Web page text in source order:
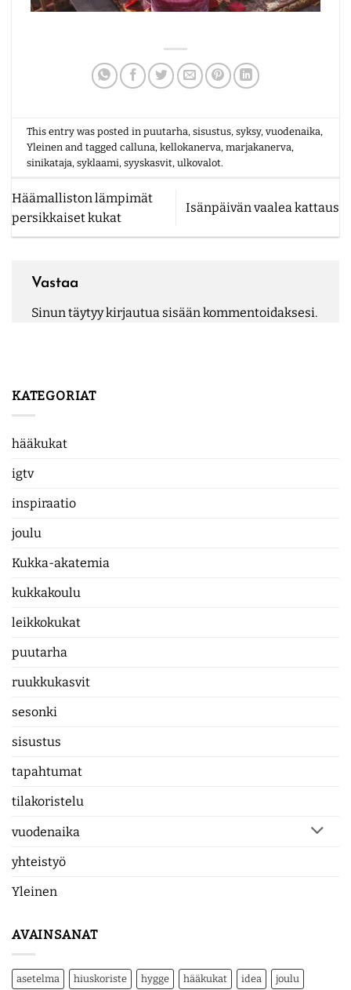
KATEGORIAT
hääkukat
igtv
inspiraatio
joulu
Kukka-akatemia
kukkakoulu
leikkokukat
puutarha
ruukkukasvit
sesonki
sisustus
tapahtumat
tilakoristelu
vuodenaika
yhteistyö
Yleinen
AVAINSANAT
asetelma hiuskoriste hygge hääkukat idea joulu
This entry was posted inpuutarha,sisustus,syksy,vuodenaika,
Yleinen and taggedcalluna,kellokanerva,marjakanerva,
sinikataja,syklaami,syyskasvit,ulkovalot.
Häämalliston lämpimät
persikkaiset kukat
Isänpäivän vaalea kattaus
Vastaa
Sinun täytyykirjautua sisäänkommentoidaksesi.